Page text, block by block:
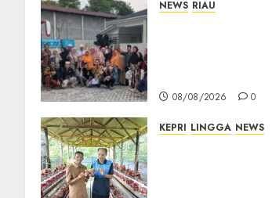
NEWS RIAU
08/08/2026 0
KEPRI LINGGA NEWS